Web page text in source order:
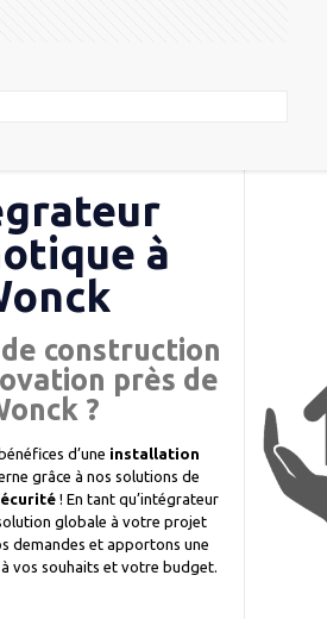
à
construction
près de
?
d’une installation
grâce à nos solutions de
! En tant qu’intégrateur
globale à votre projet
demandes et apportons une
à vos souhaits et votre budget.